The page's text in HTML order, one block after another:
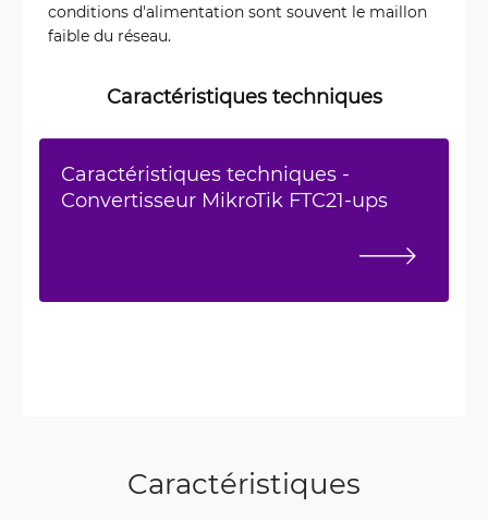
conditions d'alimentation sont souvent le maillon
faible du réseau.
Caractéristiques techniques
Caractéristiques techniques -
Convertisseur MikroTik FTC21-ups
Caractéristiques